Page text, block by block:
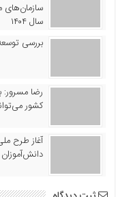
سال ۱۴۰۴
بررسی
رضا
کشور
آغاز طرح
دانش‌آموزان